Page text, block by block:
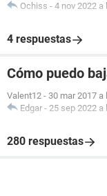
Ochiss - 4 nov 2022 a
4 respuestas
Cómo puedo
Valent12 - 30 mar 2017 a
Edgar - 25 sep 2022 a
280 respuestas